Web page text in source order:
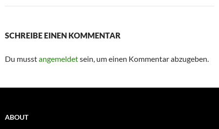
SCHREIBE EINEN KOMMENTAR
Du musstangemeldetsein, um einen Kommentar abzugeben.
ABOUT